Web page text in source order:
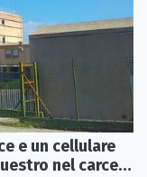
e un cellulare
nel carcere